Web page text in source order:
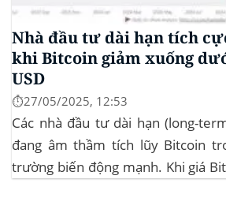
Nhà đầu tư dài hạn tích
khi Bitcoin giảm xuống
USD
⏱️27/05/2025, 12:53
Các nhà đầu tư dài hạn (long-
đang âm thầm tích lũy Bitcoin
trường biến động mạnh. Khi giá